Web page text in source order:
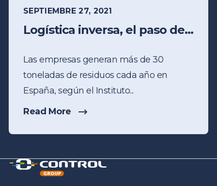
SEPTIEMBRE 27, 2021
Logística inversa, el paso de...
Las empresas generan más de 30
toneladas de residuos cada año en
España, según el Instituto...
Read More